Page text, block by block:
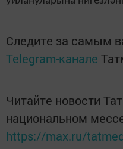
Следите за самым
Telegram-канале
Читайте новости
национальном
https://max.ru/